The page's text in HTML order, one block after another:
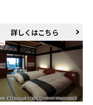
媛県）
県）
詳しくはこちら